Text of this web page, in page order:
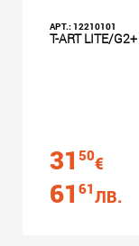
АРТ.: 12210101
31 50€
61 61ЛВ.